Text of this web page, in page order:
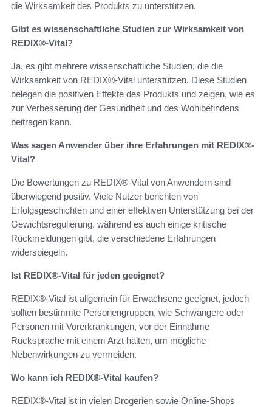
die Wirksamkeit des Produkts zu unterstützen.
Gibt es wissenschaftliche Studien zur Wirksamkeit von
REDIX®-Vital?
Ja, es gibt mehrere wissenschaftliche Studien, die die
Wirksamkeit von REDIX®-Vital unterstützen. Diese Studien
belegen die positiven Effekte des Produkts und zeigen, wie es
zur Verbesserung der Gesundheit und des Wohlbefindens
beitragen kann.
Was sagen Anwender über ihre Erfahrungen mit REDIX®-
Vital?
Die Bewertungen zu REDIX®-Vital von Anwendern sind
überwiegend positiv. Viele Nutzer berichten von
Erfolgsgeschichten und einer effektiven Unterstützung bei der
Gewichtsregulierung, während es auch einige kritische
Rückmeldungen gibt, die verschiedene Erfahrungen
widerspiegeln.
Ist REDIX®-Vital für jeden geeignet?
REDIX®-Vital ist allgemein für Erwachsene geeignet, jedoch
sollten bestimmte Personengruppen, wie Schwangere oder
Personen mit Vorerkrankungen, vor der Einnahme
Rücksprache mit einem Arzt halten, um mögliche
Nebenwirkungen zu vermeiden.
Wo kann ich REDIX®-Vital kaufen?
REDIX®-Vital ist in vielen Drogerien sowie Online-Shops